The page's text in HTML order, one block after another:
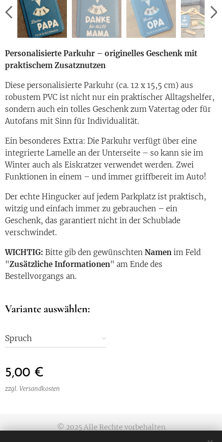
Personalisierte Parkuhr – originelles Geschenk mit
praktischem Zusatznutzen
Diese personalisierte Parkuhr (ca. 12 x 15,5 cm) aus
robustem PVC ist nicht nur ein praktischer Alltagshelfer,
sondern auch ein tolles Geschenk zum Vatertag oder für
Autofans mit Sinn für Individualität.
Ein besonderes Extra: Die Parkuhr verfügt über eine
integrierte Lamelle an der Unterseite – so kann sie im
Winter auch als Eiskratzer verwendet werden. Zwei
Funktionen in einem – und immer griffbereit im Auto!
Der echte Hingucker auf jedem Parkplatz ist praktisch,
witzig und einfach immer zu gebrauchen – ein
Geschenk, das garantiert nicht in der Schublade
verschwindet.
WICHTIG: Bitte gib den gewünschten Namen im Feld
"Zusätzliche Informationen" am Ende des
Bestellvorgangs an.
Variante auswählen:
Spruch
5,00 €
zzgl. Versandkosten
© 2025 Alle Rechte vorbehalten